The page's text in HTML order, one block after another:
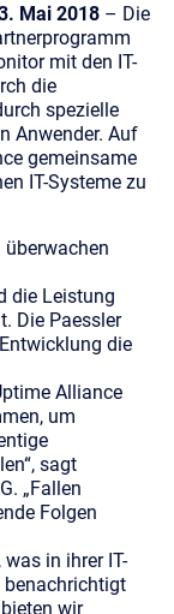
Mai 2018 – Die
mit den IT-
die
spezielle
Anwender. Auf
gemeinsame
IT-Systeme zu
die Leistung
Die Paessler
die
Alliance
um
sagt
„Fallen
Folgen
in ihrer IT-
benachrichtigt
wir